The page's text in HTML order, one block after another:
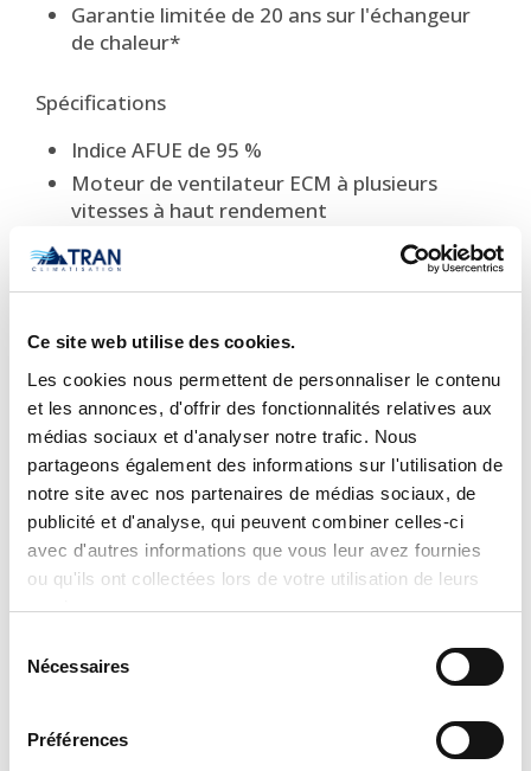
Ce site web utilise des cookies.
Les cookies nous permettent de personnaliser le contenu
et les annonces, d'offrir des fonctionnalités relatives aux
médias sociaux et d'analyser notre trafic. Nous
partageons également des informations sur l'utilisation de
notre site avec nos partenaires de médias sociaux, de
publicité et d'analyse, qui peuvent combiner celles-ci
avec d'autres informations que vous leur avez fournies
ou qu'ils ont collectées lors de votre utilisation de leurs
services.
Nécessaires
Préférences
Garantie limitée de 20 ans sur l'échangeur
de chaleur*
Spécifications
Indice AFUE de 95 %
Moteur de ventilateur ECM à plusieurs
vitesses à haut rendement
Moteur à combustion à tirage induit à
vitesse variable
en acier inoxydable
en nitrure de silicium
Compatible purificateur d'air et
humidificateur
Armoire en acier solide pré-peint avec
système de verrouillage de porte bien
ajusté
Thermostat compatible :
Capacité de chauffage 60 000 - 100 000